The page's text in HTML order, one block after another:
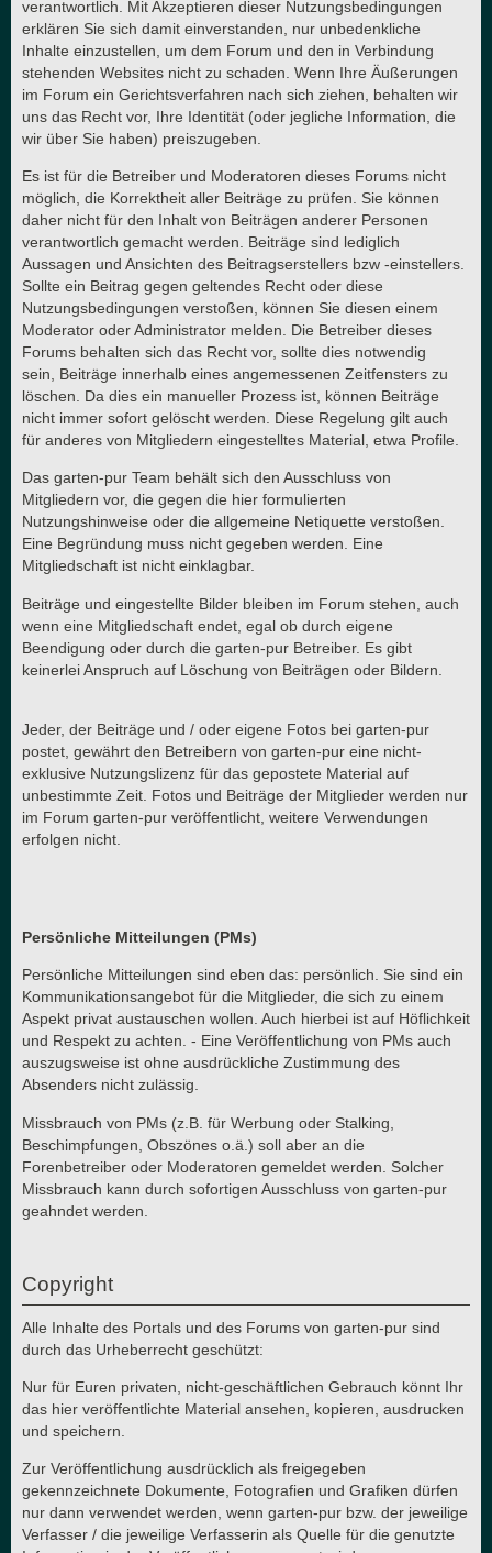
verantwortlich. Mit Akzeptieren dieser Nutzungsbedingungen
erklären Sie sich damit einverstanden, nur unbedenkliche
Inhalte einzustellen, um dem Forum und den in Verbindung
stehenden Websites nicht zu schaden. Wenn Ihre Äußerungen
im Forum ein Gerichtsverfahren nach sich ziehen, behalten wir
uns das Recht vor, Ihre Identität (oder jegliche Information, die
wir über Sie haben) preiszugeben.
Es ist für die Betreiber und Moderatoren dieses Forums nicht
möglich, die Korrektheit aller Beiträge zu prüfen. Sie können
daher nicht für den Inhalt von Beiträgen anderer Personen
verantwortlich gemacht werden. Beiträge sind lediglich
Aussagen und Ansichten des Beitragserstellers bzw -einstellers.
Sollte ein Beitrag gegen geltendes Recht oder diese
Nutzungsbedingungen verstoßen, können Sie diesen einem
Moderator oder Administrator melden. Die Betreiber dieses
Forums behalten sich das Recht vor, sollte dies notwendig
sein, Beiträge innerhalb eines angemessenen Zeitfensters zu
löschen. Da dies ein manueller Prozess ist, können Beiträge
nicht immer sofort gelöscht werden. Diese Regelung gilt auch
für anderes von Mitgliedern eingestelltes Material, etwa Profile.
Das garten-pur Team behält sich den Ausschluss von
Mitgliedern vor, die gegen die hier formulierten
Nutzungshinweise oder die allgemeine Netiquette verstoßen.
Eine Begründung muss nicht gegeben werden. Eine
Mitgliedschaft ist nicht einklagbar.
Beiträge und eingestellte Bilder bleiben im Forum stehen, auch
wenn eine Mitgliedschaft endet, egal ob durch eigene
Beendigung oder durch die garten-pur Betreiber. Es gibt
keinerlei Anspruch auf Löschung von Beiträgen oder Bildern.
Jeder, der Beiträge und / oder eigene Fotos bei garten-pur
postet, gewährt den Betreibern von garten-pur eine nicht-
exklusive Nutzungslizenz für das gepostete Material auf
unbestimmte Zeit. Fotos und Beiträge der Mitglieder werden nur
im Forum garten-pur veröffentlicht, weitere Verwendungen
erfolgen nicht.
Persönliche Mitteilungen (PMs)
Persönliche Mitteilungen sind eben das: persönlich. Sie sind ein
Kommunikationsangebot für die Mitglieder, die sich zu einem
Aspekt privat austauschen wollen. Auch hierbei ist auf Höflichkeit
und Respekt zu achten. - Eine Veröffentlichung von PMs auch
auszugsweise ist ohne ausdrückliche Zustimmung des
Absenders nicht zulässig.
Missbrauch von PMs (z.B. für Werbung oder Stalking,
Beschimpfungen, Obszönes o.ä.) soll aber an die
Forenbetreiber oder Moderatoren gemeldet werden. Solcher
Missbrauch kann durch sofortigen Ausschluss von garten-pur
geahndet werden.
Copyright
Alle Inhalte des Portals und des Forums von garten-pur sind
durch das Urheberrecht geschützt:
Nur für Euren privaten, nicht-geschäftlichen Gebrauch könnt Ihr
das hier veröffentlichte Material ansehen, kopieren, ausdrucken
und speichern.
Zur Veröffentlichung ausdrücklich als freigegeben
gekennzeichnete Dokumente, Fotografien und Grafiken dürfen
nur dann verwendet werden, wenn garten-pur bzw. der jeweilige
Verfasser / die jeweilige Verfasserin als Quelle für die genutzte